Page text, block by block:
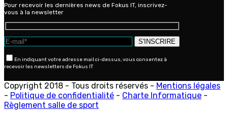
Pour recevoir les dernières news de Fokus IT, inscrivez-
vous à la newsletter
En indiquant votre adresse mail ci-dessus, vous consentez à
recevoir les newsletters de Fokus IT
Copyright 2018 - Tous droits réservés - Mentions légales
- Politique de confidentialité - Charte Informatique -
Règlement salle de sport